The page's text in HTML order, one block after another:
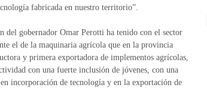
fabricada en nuestro territorio”.
del gobernador Omar Perotti ha tenido con el sector
el de la maquinaria agrícola que en la provincia
y primera exportadora de implementos agrícolas,
con una fuerte inclusión de jóvenes, con una
incorporación de tecnología y en la exportación de